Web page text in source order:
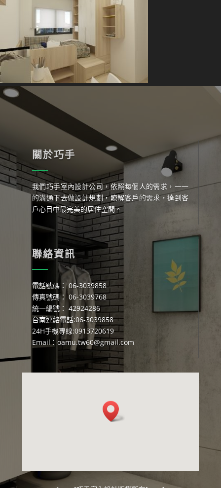
關於巧手
我們巧手室內設計公司，依照每個人的需求，一一
的溝通下去做設計規劃，瞭解客戶的需求，達到客
戶心目中最完美的居住空間。
聯絡資訊
電話號碼： 06-3039858
傳真號碼： 06-3039768
統一編號： 42924286
台南連絡電話:06-3039858
24H手機專線:0913720619
Email： oamu.tw60@gmail.com